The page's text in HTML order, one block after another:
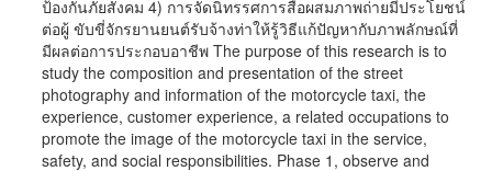
ป้องกันภัยสังคม 4) การจัดนิทรรศการสื่อผสมภาพถ่ายมีประโยชน์
ต่อผู้ ขับขี่จักรยานยนต์รับจ้างท่าให้รู้วิธีแก้ปัญหากับภาพลักษณ์ที่
มีผลต่อการประกอบอาชีพ The purpose of this research is to
study the composition and presentation of the street
photography and information of the motorcycle taxi, the
experience, customer experience, a related occupations to
promote the image of the motorcycle taxi in the service,
safety, and social responsibilities. Phase 1, observe and